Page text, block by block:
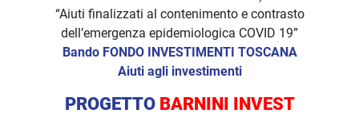
“Aiuti finalizzati al contenimento e contrasto
dell’emergenza epidemiologica COVID 19”
Bando FONDO INVESTIMENTI TOSCANA
Aiuti agli investimenti
PROGETTO BARNINI INVEST